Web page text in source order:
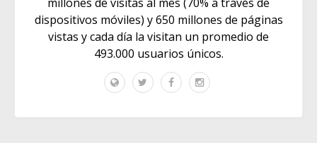
dispositivos móviles) y 650 millones de páginas
vistas y cada día la visitan un promedio de
493.000 usuarios únicos.